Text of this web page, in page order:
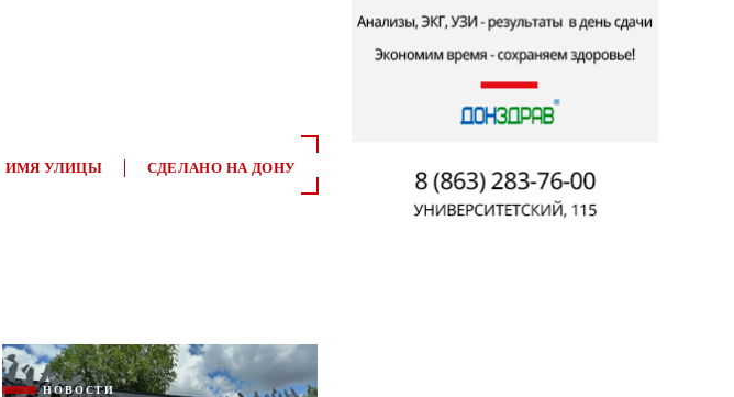
ИМЯ УЛИЦЫ СДЕЛАНО НА ДОНУ
НОВОСТИ